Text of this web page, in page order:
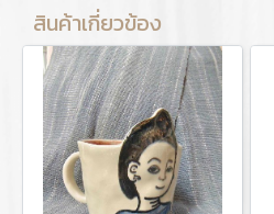
สินค้าเกี่ยวข้อง